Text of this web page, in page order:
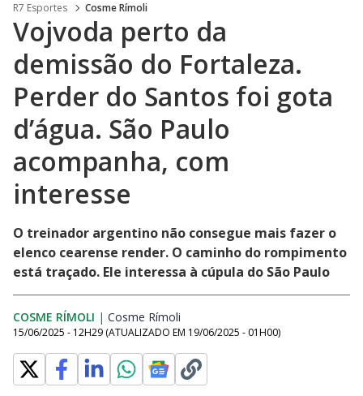
R7 Esportes Cosme Rímoli
Vojvoda perto da
demissão do Fortaleza.
Perder do Santos foi gota
d’água. São Paulo
acompanha, com
interesse
O treinador argentino não consegue mais fazer o
elenco cearense render. O caminho do rompimento
está traçado. Ele interessa à cúpula do São Paulo
COSME RÍMOLI | Cosme Rímoli
15/06/2025 - 12H29 (ATUALIZADO EM 19/06/2025 - 01H00)